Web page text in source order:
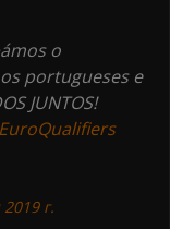
o
portugueses e
JUNTOS!
г.